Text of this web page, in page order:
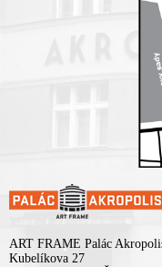
ART FRAME Palác
Kubelíkova 27